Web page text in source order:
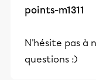
points-m1311
N'hésite pas à
questions :)